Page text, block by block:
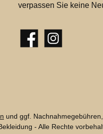
verpassen Sie keine
FacebookInstagram
und ggf.
- Alle Rechte